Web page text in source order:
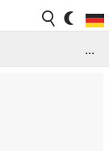
...